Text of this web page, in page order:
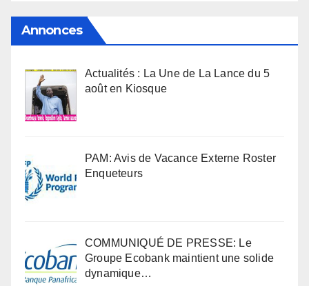
Annonces
Actualités : La Une de La Lance du 5
août en Kiosque
PAM: Avis de Vacance Externe Roster
Enqueteurs
COMMUNIQUÉ DE PRESSE: Le
Groupe Ecobank maintient une solide
dynamique…